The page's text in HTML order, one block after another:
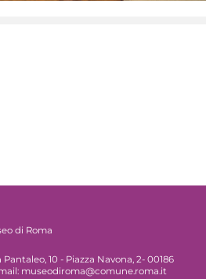
di Roma
10 - Piazza Navona, 2- 00186
museodiroma@comune.roma.it